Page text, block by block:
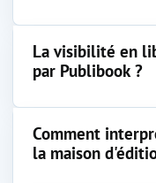
La visibilité en
par Publibook ?
Comment
la maison